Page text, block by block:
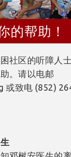
的帮助！
社区的听障人
。请以电邮
或致电 (852)